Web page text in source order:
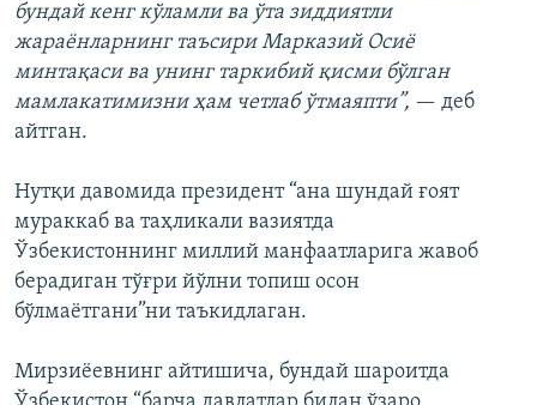
бундай кенг кўламли ва ўта зиддиятли
жараёнларнинг таъсири Марказий Осиё
минтақаси ва унинг таркибий қисми бўлган
мамлакатимизни ҳам четлаб ўтмаяпти”, — деб
айтган.
Нутқи давомида президент “ана шундай ғоят
мураккаб ва таҳликали вазиятда
Ўзбекистоннинг миллий манфаатларига жавоб
берадиган тўғри йўлни топиш осон
бўлмаётгани”ни таъкидлаган.
Мирзиёевнинг айтишича, бундай шароитда